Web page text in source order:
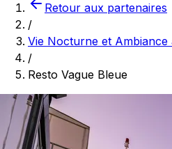
Retour aux partenaires
/
Vie Nocturne et
/
Resto Vague Bleue